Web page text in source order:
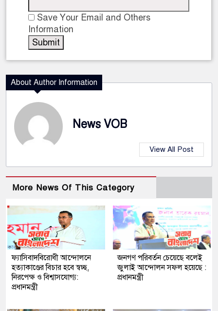
Save Your Email and Others
Information
About Author Information
News VOB
View All Post
More News Of This Category
ফ্যাসিবাদবিরোধী আন্দোলনে
হত্যাকাণ্ডের বিচার হবে স্বচ্ছ,
নিরপেক্ষ ও বিশ্বাসযোগ্য:
প্রধানমন্ত্রী
জনগণ পরিবর্তন চেয়েছে বলেই
জুলাই আন্দোলন সফল হয়েছে :
প্রধানমন্ত্রী